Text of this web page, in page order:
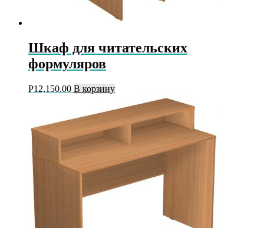
Шкаф для читательских
формуляров
Р12,150.00 В корзину